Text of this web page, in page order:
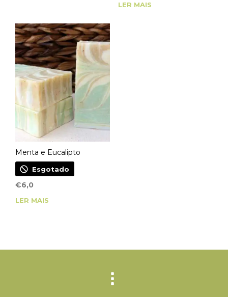
LER MAIS
Menta e Eucalipto
Esgotado
€6,0
LER MAIS